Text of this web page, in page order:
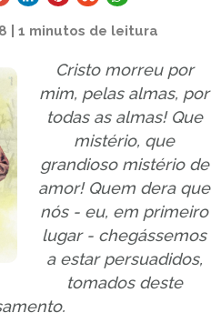
| 1 minutos de leitura
Cristo morreu por
mim, pelas almas, por
todas as almas! Que
mistério, que
grandioso mistério de
amor! Quem dera que
nós - eu, em primeiro
lugar - chegássemos
a estar persuadidos,
tomados deste